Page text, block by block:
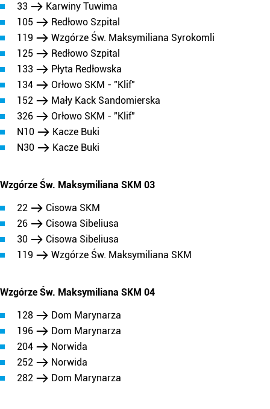
33
Karwiny Tuwima
105
Redłowo Szpital
119
Wzgórze Św. Maksymiliana Syrokomli
125
Redłowo Szpital
133
Płyta Redłowska
134
Orłowo SKM - "Klif"
152
Mały Kack Sandomierska
326
Orłowo SKM - "Klif"
N10
Kacze Buki
N30
Kacze Buki
Wzgórze Św. Maksymiliana SKM 03
22
Cisowa SKM
26
Cisowa Sibeliusa
30
Cisowa Sibeliusa
119
Wzgórze Św. Maksymiliana SKM
Wzgórze Św. Maksymiliana SKM 04
128
Dom Marynarza
196
Dom Marynarza
204
Norwida
252
Norwida
282
Dom Marynarza